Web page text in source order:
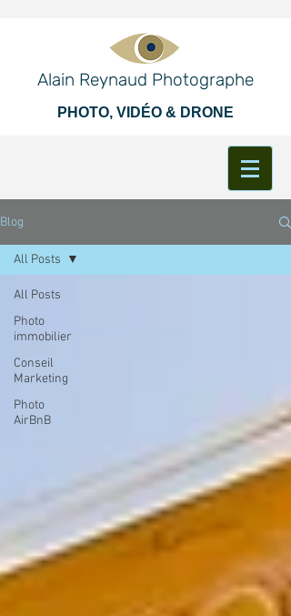
Alain Reynaud Photographe
PHOTO, VIDÉO & DRONE
Blog
All Posts
Photo
immobilier
Conseil
Marketing
Photo
AirBnB
All Posts